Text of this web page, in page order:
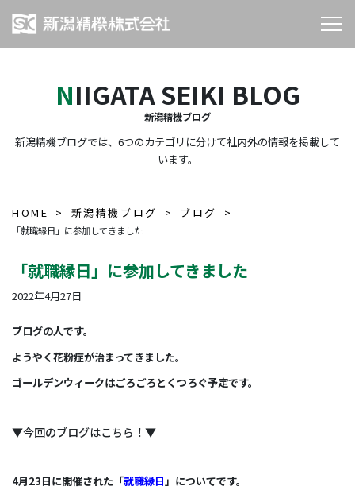
NIIGATA SEIKI BLOG
新潟精機ブログ
新潟精機ブログでは、6つのカテゴリに分けて社内外の情報を掲載して
います。
HOME 新潟精機ブログ ブログ
「就職縁日」に参加してきました
「就職縁日」に参加してきました
2022年4月27日
ブログの人です。
ようやく花粉症が治まってきました。
ゴールデンウィークはごろごろとくつろぐ予定です。
▼今回のブログはこちら！▼
4月23日に開催された「就職縁日」についてです。